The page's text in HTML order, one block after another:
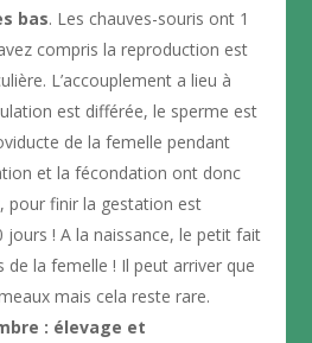
bas. Les chauves-souris ont 1
compris la reproduction est
L’accouplement a lieu à
est différée, le sperme est
de la femelle pendant
et la fécondation ont donc
pour finir la gestation est
jours ! A la naissance, le petit fait
de la femelle ! Il peut arriver que
mais cela reste rare.
: élevage et